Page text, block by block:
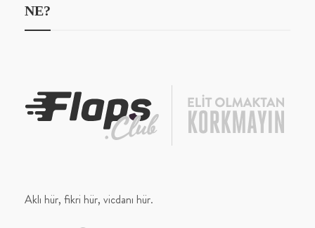
NE?
Aklı hür, fikri hür, vicdanı hür.